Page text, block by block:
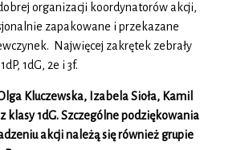
organizacji koordynatorów akcji,
zapakowane i przekazane
Najwięcej zakrętek zebrały
1dG, 2e i 3f.
Kluczewska, Izabela Sioła, Kamil
klasy 1dG. Szczególne podziękowania
akcji należą się również grupie